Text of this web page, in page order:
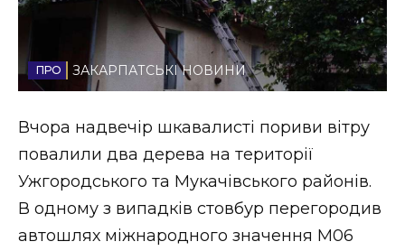
Стиль життя
Втрачений Ужгород
Втрачений Ужгород (відеоверсія)
ЗАКАРПАТСЬКІ НОВИНИ
Вчора надвечір шкавалисті пориви вітру
повалили два дерева на території
Ужгородського та Мукачівського районів.
В одному з випадків стовбур перегородив
автошлях міжнародного значення М06